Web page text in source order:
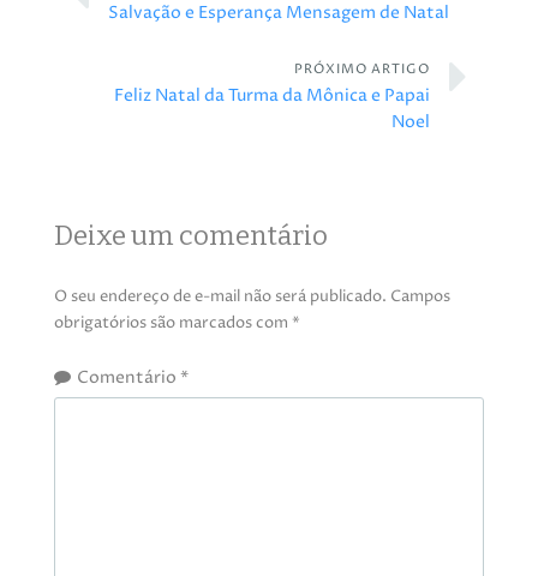
Salvação e Esperança Mensagem de Natal
PRÓXIMO ARTIGO
Feliz Natal da Turma da Mônica e Papai
Noel
Deixe um comentário
O seu endereço de e-mail não será publicado. Campos
obrigatórios são marcados com *
Comentário *